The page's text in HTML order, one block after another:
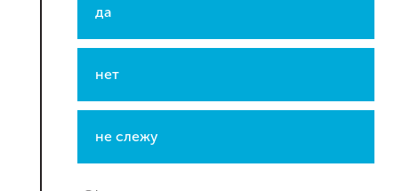
да
нет
не слежу